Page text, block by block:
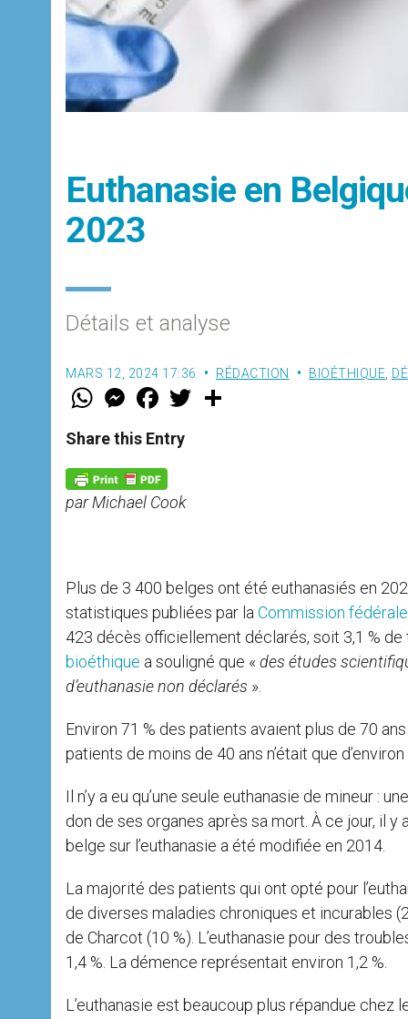
Euthanasie en
2023
Détails et analyse
MARS 12, 2024 17:36 RÉDACTION BIOÉTHIQUE
W
t
s
p
p
M
e
s
e
g
e
r
F
a
e
b
k
w
Share this Entry
par Michael Cook
Plus de 3 400 belges ont été euthanasiés en
statistiques publiées par la Commission
423 décès officiellement déclarés, soit 3,1 % de
bioéthique a souligné que « des études
d’euthanasie non déclarés ».
Environ 71 % des patients avaient plus de 70
patients de moins de 40 ans n’était que d’environ
Il n’y a eu qu’une seule euthanasie de mineur :
don de ses organes après sa mort. À ce jour, il
belge sur l’euthanasie a été modifiée en 2014.
La majorité des patients qui ont opté pour
de diverses maladies chroniques et incurables
de Charcot (10 %). L’euthanasie pour des
1,4 %. La démence représentait environ 1,2 %.
L’euthanasie est beaucoup plus répandue chez